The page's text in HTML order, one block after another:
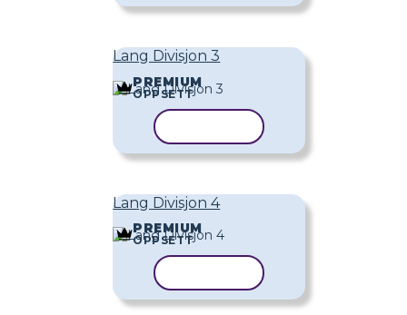
Lang Divisjon 3
PREMIUM
OPPSETT
Lang Divisjon 4
PREMIUM
OPPSETT